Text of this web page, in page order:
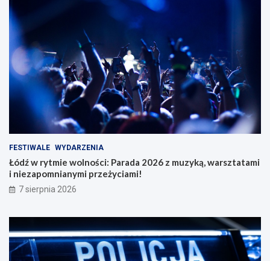
FESTIWALE WYDARZENIA
Łódź w rytmie wolności: Parada 2026 z muzyką, warsztatami
i niezapomnianymi przeżyciami!
7 sierpnia 2026